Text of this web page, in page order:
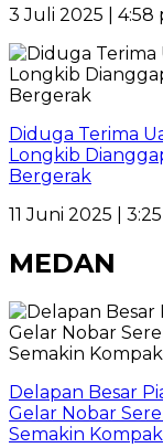
3 Juli 2025 | 4:58
Diduga Terima
Longkib
Bergerak
11 Juni 2025 |
MEDAN
Delapan Besar
Gelar Nobar
Semakin Kompak